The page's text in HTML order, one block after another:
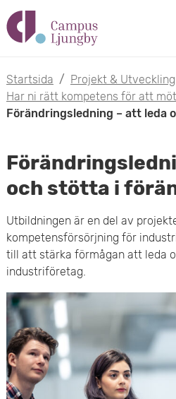
p
p
h
u
u
d
Startsida / Projekt & Utveckling
Har ni rätt kompetens för att
Förändringsledning – att leda
och stötta i
Utbildningen är en del av
kompetensförsörjning för
till att stärka förmågan att leda
industriföretag.